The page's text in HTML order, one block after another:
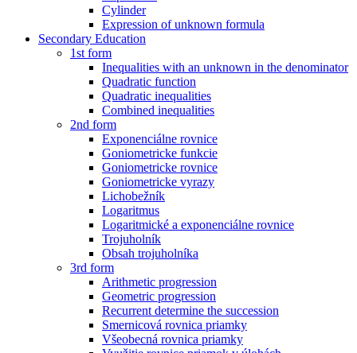
Cylinder
Expression of unknown formula
Secondary Education
1st form
Inequalities with an unknown in the denominator
Quadratic function
Quadratic inequalities
Combined inequalities
2nd form
Exponenciálne rovnice
Goniometricke funkcie
Goniometricke rovnice
Goniometricke vyrazy
Lichobežník
Logaritmus
Logaritmické a exponenciálne rovnice
Trojuholník
Obsah trojuholníka
3rd form
Arithmetic progression
Geometric progression
Recurrent determine the succession
Smernicová rovnica priamky
Všeobecná rovnica priamky